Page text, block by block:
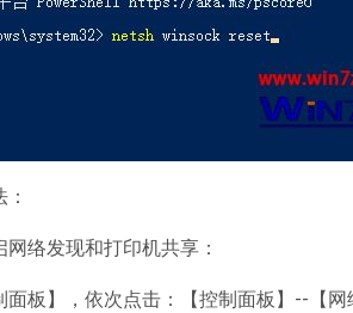
网络发现和打印机共享：
面板】，依次点击：【控制面板】--【